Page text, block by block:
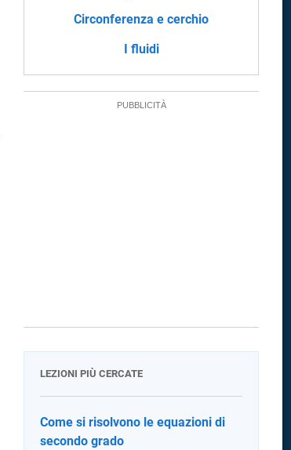
Circonferenza e cerchio
I fluidi
LEZIONI PIÙ CERCATE
Come si risolvono le equazioni di
secondo grado